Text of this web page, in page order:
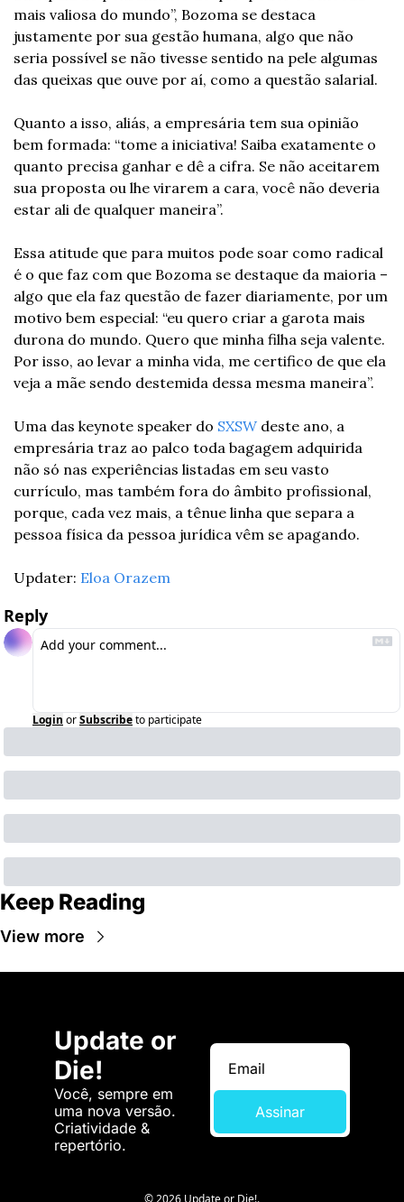
mais valiosa do mundo”, Bozoma se destaca
justamente por sua gestão humana, algo que não
seria possível se não tivesse sentido na pele algumas
das queixas que ouve por aí, como a questão salarial.
Quanto a isso, aliás, a empresária tem sua opinião
bem formada: “tome a iniciativa! Saiba exatamente o
quanto precisa ganhar e dê a cifra. Se não aceitarem
sua proposta ou lhe virarem a cara, você não deveria
estar ali de qualquer maneira”.
Essa atitude que para muitos pode soar como radical
é o que faz com que Bozoma se destaque da maioria –
algo que ela faz questão de fazer diariamente, por um
motivo bem especial: “eu quero criar a garota mais
durona do mundo. Quero que minha filha seja valente.
Por isso, ao levar a minha vida, me certifico de que ela
veja a mãe sendo destemida dessa mesma maneira”.
Uma das keynote speaker do SXSW deste ano, a
empresária traz ao palco toda bagagem adquirida
não só nas experiências listadas em seu vasto
currículo, mas também fora do âmbito profissional,
porque, cada vez mais, a tênue linha que separa a
pessoa física da pessoa jurídica vêm se apagando.
Updater: Eloa Orazem
Reply
Login orSubscribeto participate
Keep Reading
View more
Update or
Die!
Você, sempre em
uma nova versão.
Criatividade &
repertório.
Assinar
© 2026 Update or Die!.